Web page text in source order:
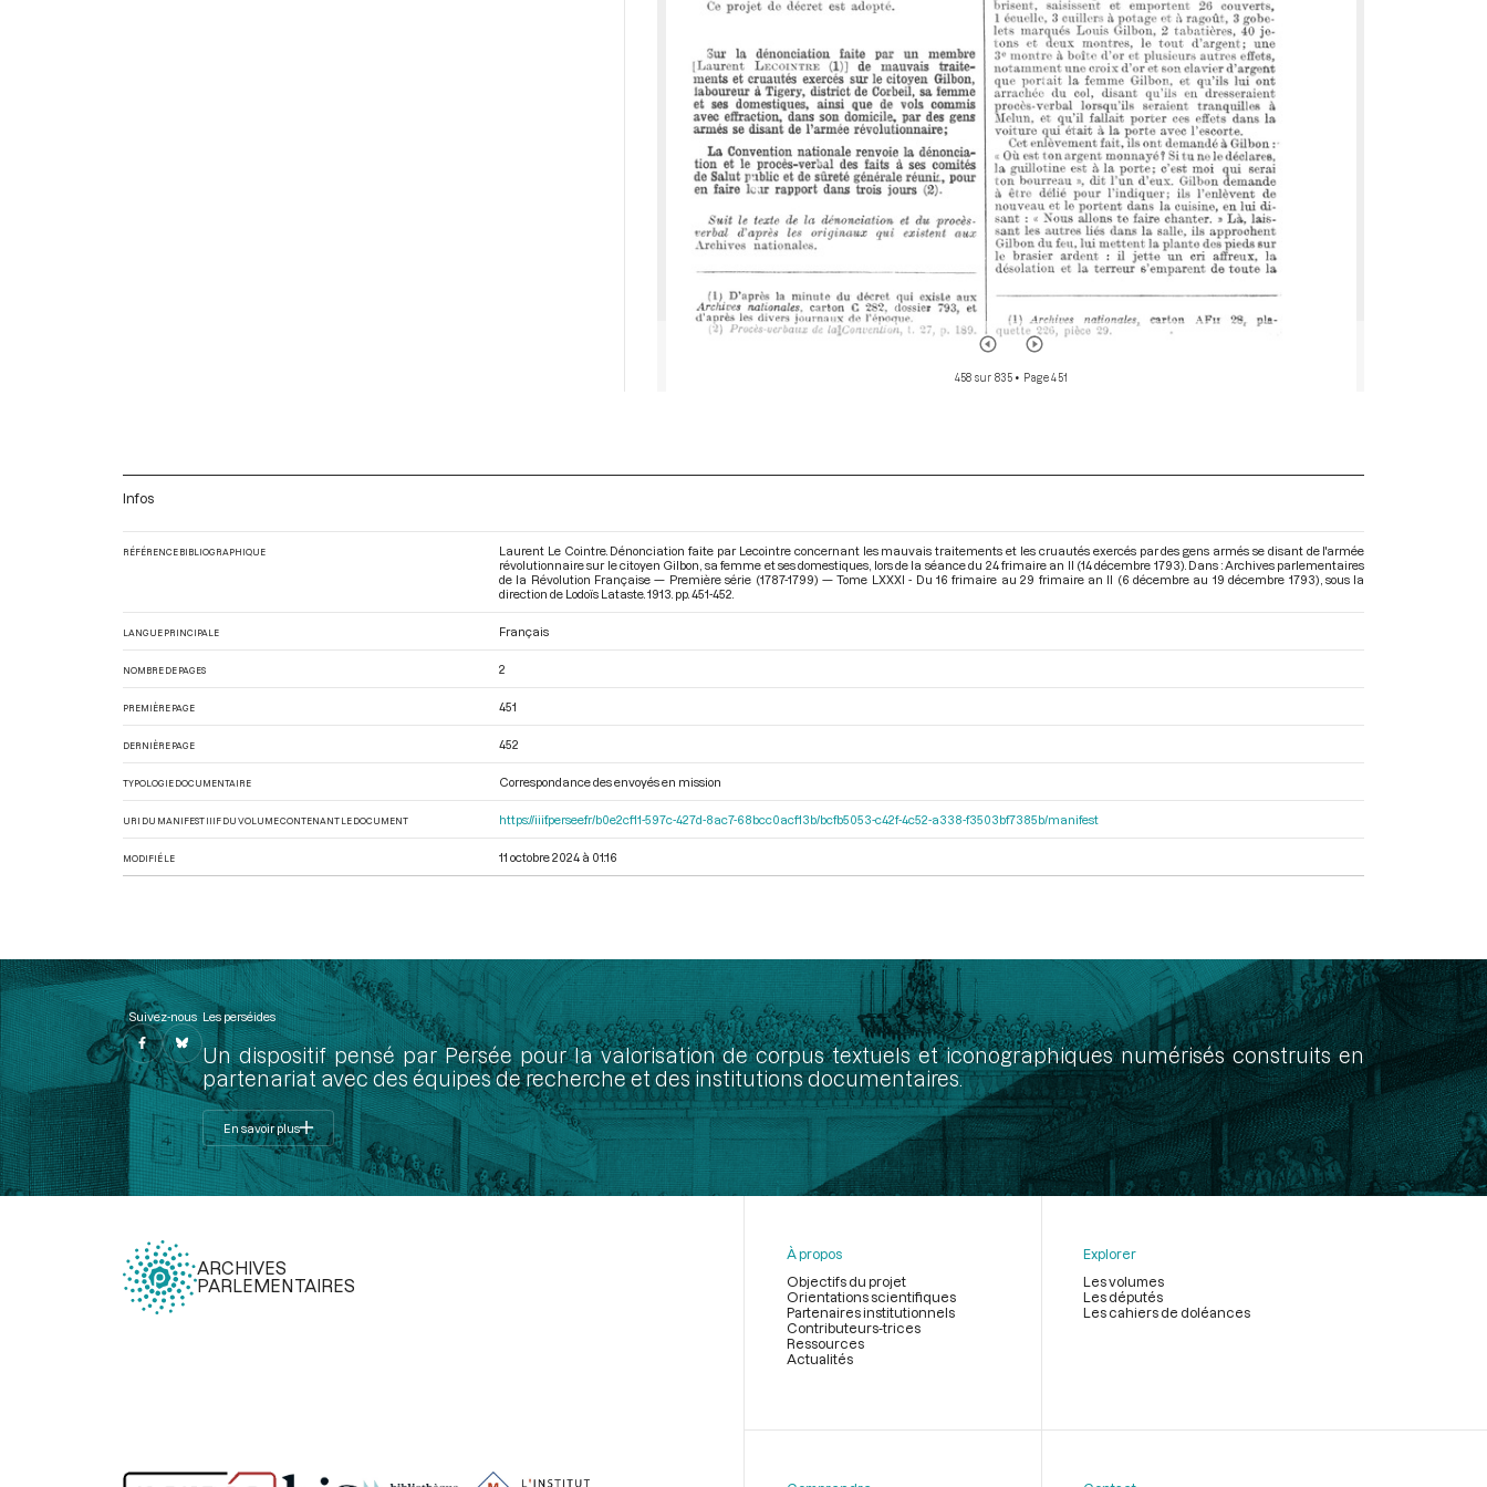
458 sur 835• Page 451
Infos
RÉFÉRENCE BIBLIOGRAPHIQUE
Laurent Le Cointre. Dénonciation faite par Lecointre concernant les mauvais traitements et les cruautés exercés par des gens armés se disant de l'armée
révolutionnaire sur le citoyen Gilbon, sa femme et ses domestiques, lors de la séance du 24 frimaire an II (14 décembre 1793). Dans : Archives parlementaires
de la Révolution Française — Première série (1787-1799) — Tome LXXXI - Du 16 frimaire au 29 frimaire an II (6 décembre au 19 décembre 1793) , sous la
direction de Lodoïs Lataste. 1913. pp. 451-452.
LANGUE PRINCIPALE Français
NOMBRE DE PAGES 2
PREMIÈRE PAGE 451
DERNIÈRE PAGE 452
TYPOLOGIE DOCUMENTAIRE Correspondance des envoyés en mission
URI DU MANIFEST IIIF DU VOLUME CONTENANT LE DOCUMENT https://iiif.persee.fr/b0e2cf11-597c-427d-8ac7-68bcc0acf13b/bcfb5053-c42f-4c52-a338-f3503bf7385b/manifest
MODIFIÉ LE 11 octobre 2024 à 01:16
Suivez-nous Les perséides
Un dispositif pensé par Persée pour la valorisation de corpus textuels et iconographiques numérisés construits en
partenariat avec des équipes de recherche et des institutions documentaires.
En savoir plus
ARCHIVES
PARLEMENTAIRES
À propos
Objectifs du projet
Orientations scientifiques
Partenaires institutionnels
Contributeurs-trices
Ressources
Actualités
Explorer
Les volumes
Les députés
Les cahiers de doléances